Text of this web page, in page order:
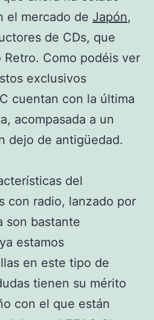
el mercado de Japón,
de CDs, que
Como podéis ver
exclusivos
cuentan con la última
acompasada a un
dejo de antigüedad.
del
con radio, lanzado por
son bastante
estamos
en este tipo de
tienen su mérito
con el que están